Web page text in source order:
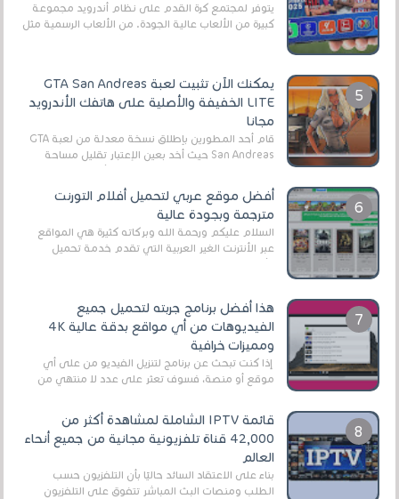
يتوفر لمجتمع كرة القدم على نظام أندرويد مجموعة
كبيرة من الألعاب عالية الجودة. من الألعاب الرسمية مثل
يمكنك الآن تثبيت لعبة GTA San Andreas
LITE الخفيفة والأصلية على هاتفك الأندرويد
مجانا
قام أحد المطورين بإطلاق نسخة معدلة من لعبة GTA
San Andreas حيث أخد بعين الإعتبار تقليل مساحة
أفضل موقع عربي لتحميل أفلام التورنت
مترجمة وبجودة عالية
السلام عليكم ورحمة الله وبركاته كثيرة هي المواقع
عبر الأنترنت الغير العربية التي تقدم خدمة تحميل
هذا أفضل برنامج جربته لتحميل جميع
الفيديوهات من أي مواقع بدقة عالية 4K
ومميزات خرافية
إذا كنت تبحث عن برنامج لتنزيل الفيديو من على أي
موقع أو منصة، فسوف تعثر على عدد لا منتهي من
قائمة IPTV الشاملة لمشاهدة أكثر من
42,000 قناة تلفزيونية مجانية من جميع أنحاء
العالم
بناءً على الاعتقاد السائد حاليًا بأن التلفزيون حسب
الطلب ومنصات البث المباشر تتفوق على التلفزيون